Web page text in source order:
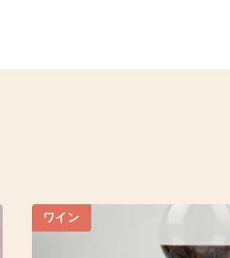
ワイン